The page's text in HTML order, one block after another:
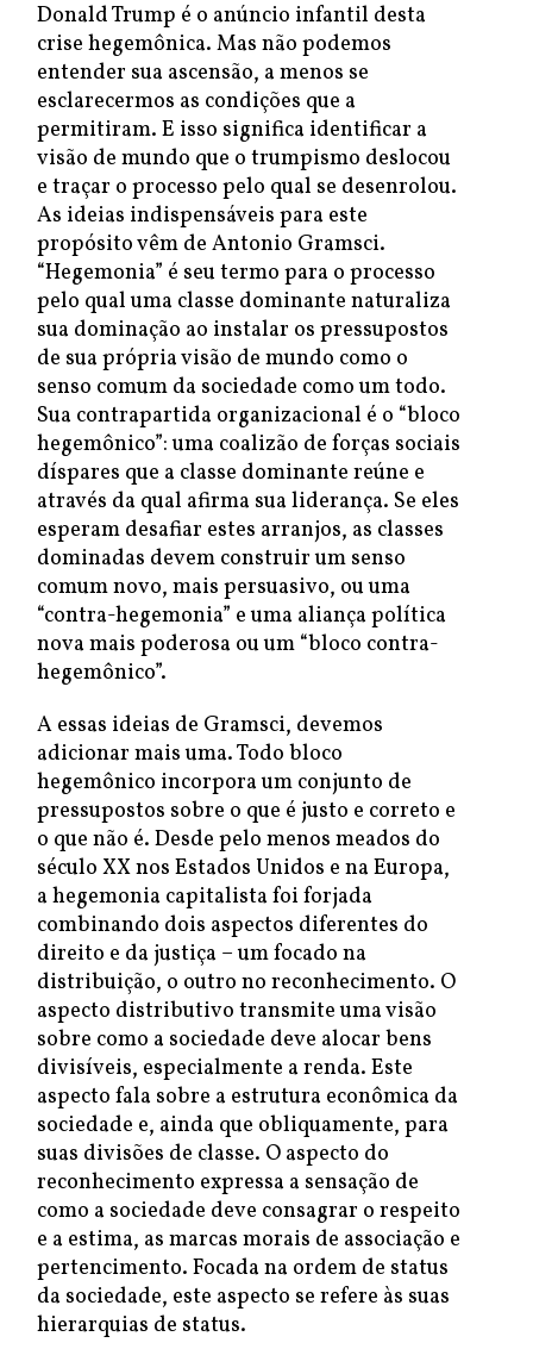
Donald Trump é o anúncio infantil desta
crise hegemônica. Mas não podemos
entender sua ascensão, a menos se
esclarecermos as condições que a
permitiram. E isso significa identificar a
visão de mundo que o trumpismo deslocou
e traçar o processo pelo qual se desenrolou.
As ideias indispensáveis para este
propósito vêm de Antonio Gramsci.
“Hegemonia” é seu termo para o processo
pelo qual uma classe dominante naturaliza
sua dominação ao instalar os pressupostos
de sua própria visão de mundo como o
senso comum da sociedade como um todo.
Sua contrapartida organizacional é o “bloco
hegemônico”: uma coalizão de forças sociais
díspares que a classe dominante reúne e
através da qual afirma sua liderança. Se eles
esperam desafiar estes arranjos, as classes
dominadas devem construir um senso
comum novo, mais persuasivo, ou uma
“contra-hegemonia” e uma aliança política
nova mais poderosa ou um “bloco contra-
hegemônico”.
A essas ideias de Gramsci, devemos
adicionar mais uma. Todo bloco
hegemônico incorpora um conjunto de
pressupostos sobre o que é justo e correto e
o que não é. Desde pelo menos meados do
século XX nos Estados Unidos e na Europa,
a hegemonia capitalista foi forjada
combinando dois aspectos diferentes do
direito e da justiça – um focado na
distribuição, o outro no reconhecimento. O
aspecto distributivo transmite uma visão
sobre como a sociedade deve alocar bens
divisíveis, especialmente a renda. Este
aspecto fala sobre a estrutura econômica da
sociedade e, ainda que obliquamente, para
suas divisões de classe. O aspecto do
reconhecimento expressa a sensação de
como a sociedade deve consagrar o respeito
e a estima, as marcas morais de associação e
pertencimento. Focada na ordem de status
da sociedade, este aspecto se refere às suas
hierarquias de status.